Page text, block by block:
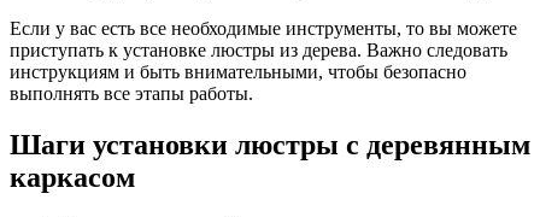
Если у вас есть все необходимые инструменты, то вы можете
приступать к установке люстры из дерева. Важно следовать
инструкциям и быть внимательными, чтобы безопасно
выполнять все этапы работы.
Шаги установки люстры с деревянным
каркасом